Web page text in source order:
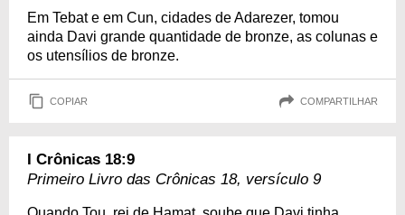
Em Tebat e em Cun, cidades de Adarezer, tomou
ainda Davi grande quantidade de bronze, as colunas e
os utensílios de bronze.
COPIAR COMPARTILHAR
I Crônicas 18:9
Primeiro Livro das Crônicas 18, versículo 9